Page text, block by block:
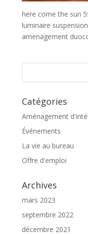
here come the sun
luminaire
amenagement
Catégories
Aménagement
Événements
La vie au bureau
Offre d'emploi
Archives
mars 2023
septembre 2022
décembre 2021